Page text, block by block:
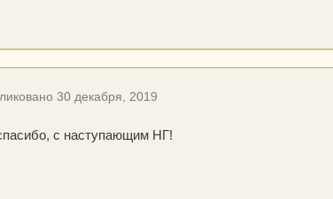
30 декабря, 2019
с наступающим НГ!